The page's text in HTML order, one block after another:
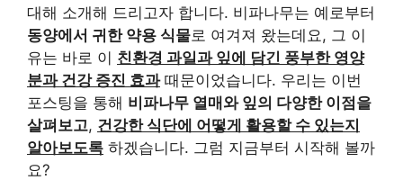
대해 소개해 드리고자 합니다. 비파나무는 예로부터
동양에서 귀한 약용 식물로 여겨져 왔는데요, 그 이
유는 바로 이 친환경 과일과 잎에 담긴 풍부한 영양
분과 건강 증진 효과때문이었습니다. 우리는 이번
포스팅을 통해 비파나무 열매와 잎의 다양한 이점을
살펴보고, 건강한 식단에 어떻게 활용할 수 있는지
알아보도록 하겠습니다. 그럼 지금부터 시작해 볼까
요?